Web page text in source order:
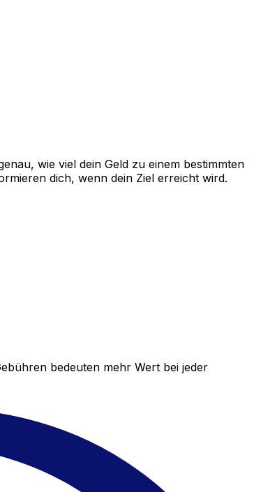
wie viel dein Geld zu einem bestimmten
dich, wenn dein Ziel erreicht wird.
bedeuten mehr Wert bei jeder